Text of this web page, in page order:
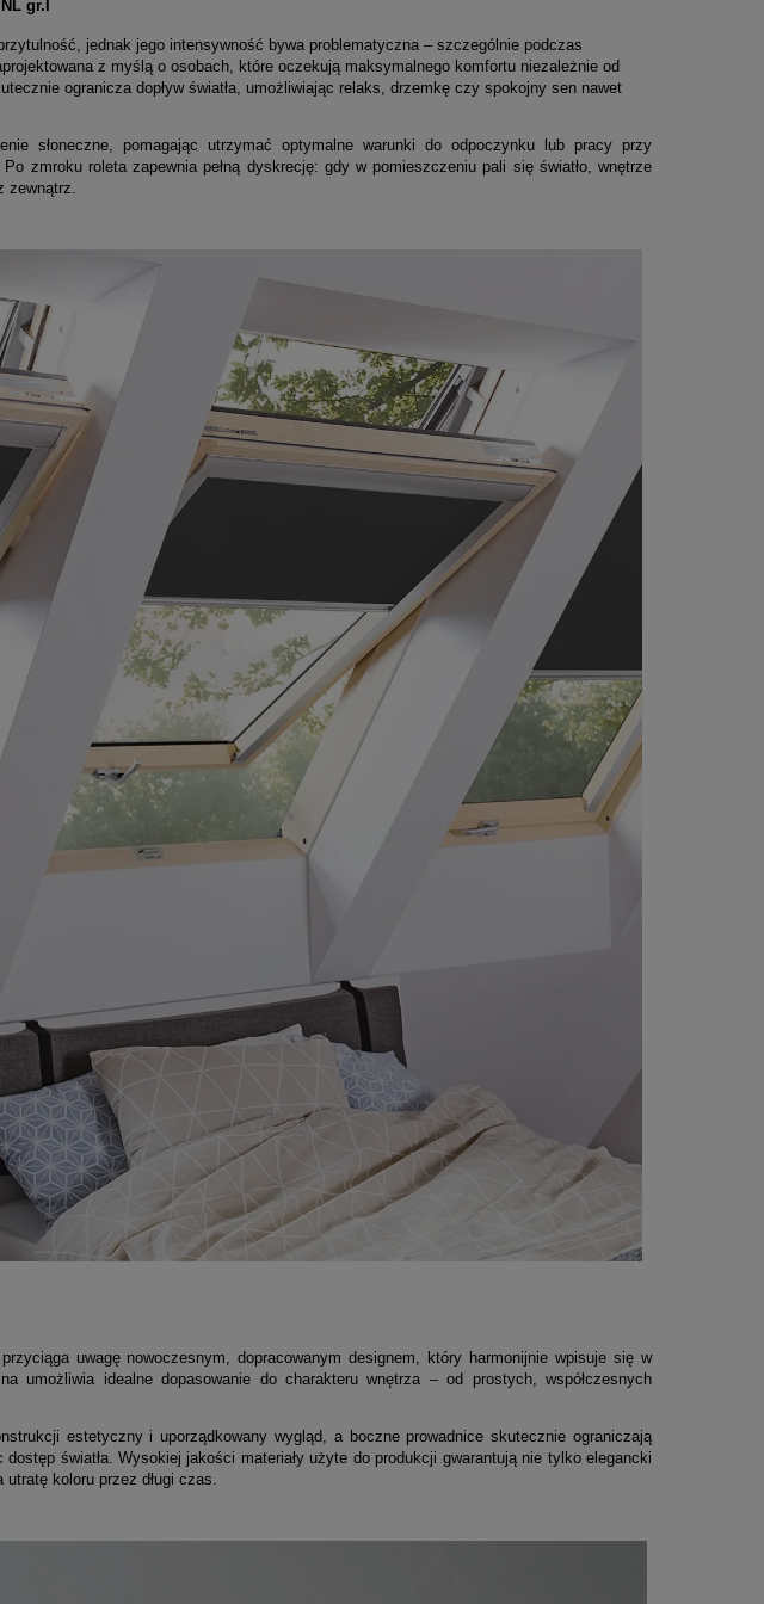
gr.I
jednak jego intensywność bywa problematyczna – szczególnie podczas
z myślą o osobach, które oczekują maksymalnego komfortu niezależnie od
ogranicza dopływ światła, umożliwiając relaks, drzemkę czy spokojny sen nawet
słoneczne, pomagając utrzymać optymalne warunki do odpoczynku lub pracy przy
zmroku roleta zapewnia pełną dyskrecję: gdy w pomieszczeniu pali się światło, wnętrze
zewnątrz.
uwagę nowoczesnym, dopracowanym designem, który harmonijnie wpisuje się w
umożliwia idealne dopasowanie do charakteru wnętrza – od prostych, współczesnych
estetyczny i uporządkowany wygląd, a boczne prowadnice skutecznie ograniczają
światła. Wysokiej jakości materiały użyte do produkcji gwarantują nie tylko elegancki
koloru przez długi czas.